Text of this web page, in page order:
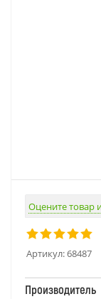
Оцените товар
Артикул:68487
Производитель